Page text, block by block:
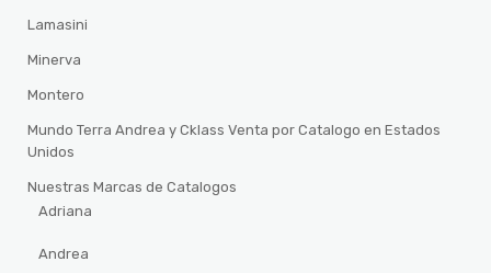
Lamasini
Minerva
Montero
Mundo Terra Andrea y Cklass Venta por Catalogo en Estados
Unidos
Nuestras Marcas de Catalogos
Adriana
Andrea